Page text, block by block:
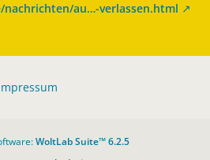
au…-verlassen.html
WoltLab Suite™ 6.2.5